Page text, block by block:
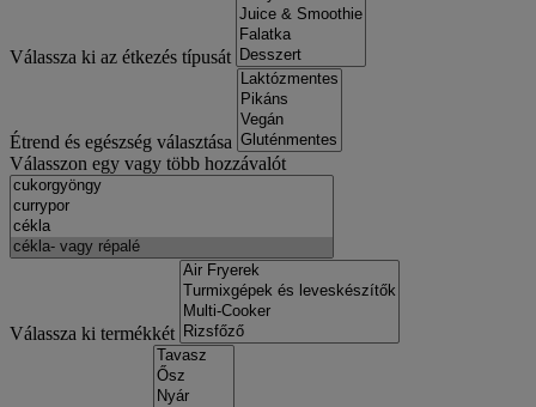
Válassza ki az étkezés típusát
Étrend és egészség választása
Válasszon egy vagy több hozzávalót
Válassza ki termékkét